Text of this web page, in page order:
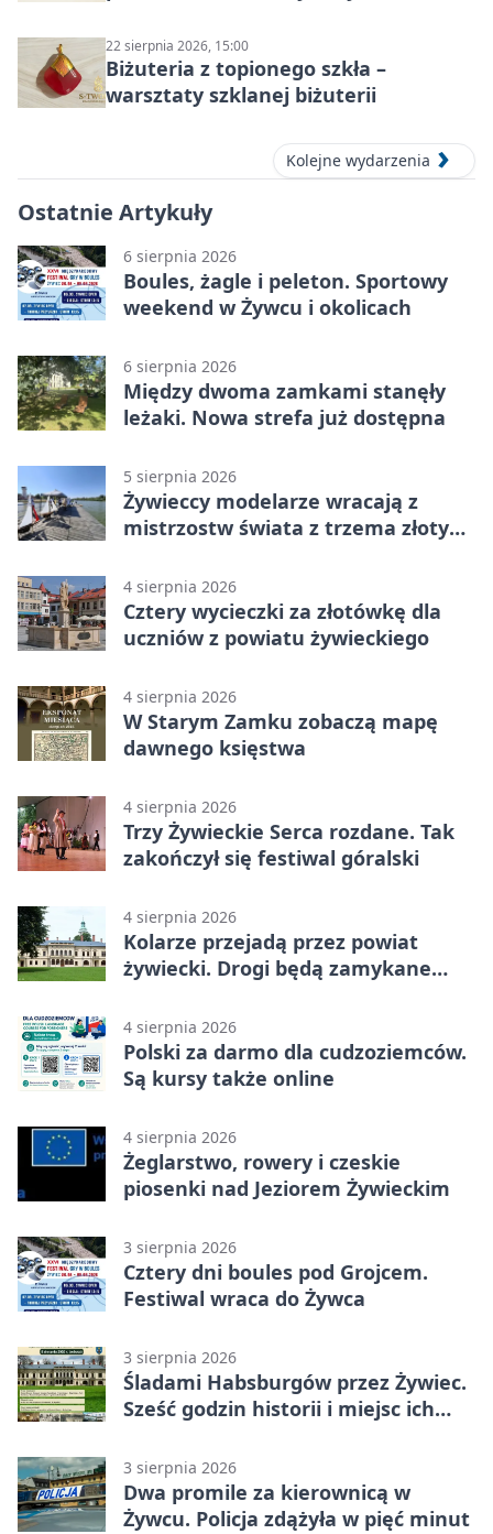
22 sierpnia 2026, 15:00
Biżuteria z topionego szkła –
warsztaty szklanej biżuterii
Kolejne wydarzenia
Ostatnie Artykuły
6 sierpnia 2026
Boules, żagle i peleton. Sportowy
weekend w Żywcu i okolicach
6 sierpnia 2026
Między dwoma zamkami stanęły
leżaki. Nowa strefa już dostępna
5 sierpnia 2026
Żywieccy modelarze wracają z
mistrzostw świata z trzema złotymi
4 sierpnia 2026
Cztery wycieczki za złotówkę dla
uczniów z powiatu żywieckiego
4 sierpnia 2026
W Starym Zamku zobaczą mapę
dawnego księstwa
4 sierpnia 2026
Trzy Żywieckie Serca rozdane. Tak
zakończył się festiwal góralski
4 sierpnia 2026
Kolarze przejadą przez powiat
żywiecki. Drogi będą zamykane
4 sierpnia 2026
Polski za darmo dla cudzoziemców.
Są kursy także online
4 sierpnia 2026
Żeglarstwo, rowery i czeskie
piosenki nad Jeziorem Żywieckim
3 sierpnia 2026
Cztery dni boules pod Grojcem.
Festiwal wraca do Żywca
3 sierpnia 2026
Śladami Habsburgów przez Żywiec.
Sześć godzin historii i miejsc ich
3 sierpnia 2026
Dwa promile za kierownicą w
Żywcu. Policja zdążyła w pięć minut